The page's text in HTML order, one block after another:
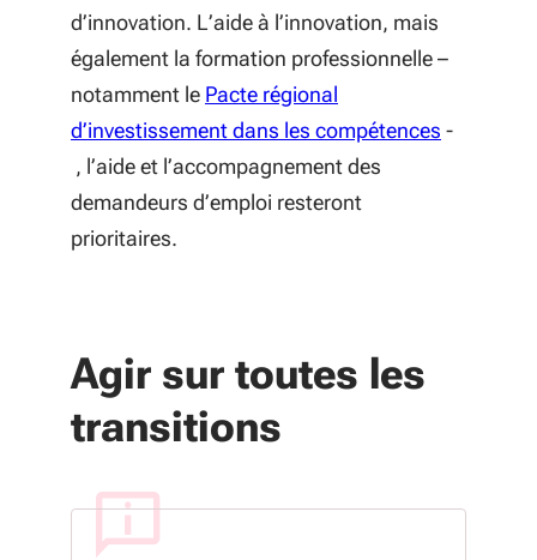
d’innovation. L’aide à l’innovation, mais
également la formation professionnelle –
notamment le Pacte régional
d’investissement dans les compétences (S'ouvre
-
, l’aide et l’accompagnement des
demandeurs d’emploi resteront
prioritaires.
Agir sur toutes les
transitions